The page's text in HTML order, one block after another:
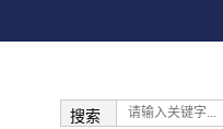
搜索